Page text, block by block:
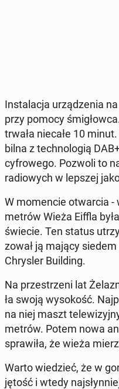
In­sta­la­cja urzą­dze­nia
przy pomocy
trwała niecałe 10
bil­na z tech­no­lo­gią
cy­fro­we­go. Pozwoli to
ra­dio­wych w lepszej
W mo­men­cie otwar­cia -
metrów Wieża Eiffla
świecie. Ten status
zo­wał ją mający
Chry­sler Bu­il­ding.
Na prze­strze­ni lat
ła swoją wy­so­kość.
na niej maszt
metrów. Potem nowa
spra­wi­ła, że wieża
Warto wie­dzieć, że w
ję­tość i wtedy